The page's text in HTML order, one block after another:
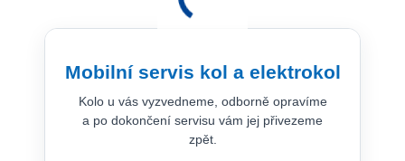
Mobilní servis kol a elektrokol
Kolo u vás vyzvedneme, odborně opravíme
a po dokončení servisu vám jej přivezeme
zpět.